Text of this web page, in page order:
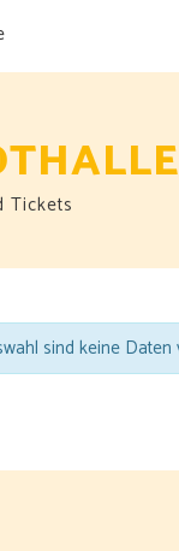
Tickets
sind keine Daten